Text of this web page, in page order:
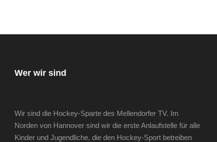
Wer wir sind
Wir sind die Hockey-Sparte des Mellendorfer TV. Im
Norden von Hannover sind wir die erste Anlaufstelle für alle
Kinder und Jugendliche, die den Hockey-Sport betreiben